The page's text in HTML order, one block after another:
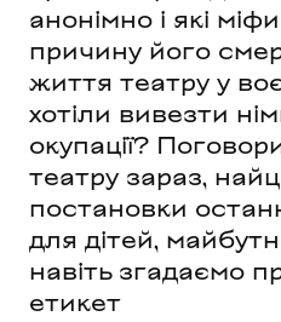
анонімно і які
причину його
життя театру у
хотіли вивезти
окупації?
театру зараз,
постановки
для дітей,
навіть згадаємо
етикет